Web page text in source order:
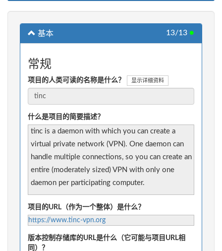
基本 13/13 ●
常规
项目的人类可读的名称是什么？ 显示详细资料
什么是项目的简要描述？
tinc is a daemon with which you can create a
virtual private network (VPN). One daemon can
handle multiple connections, so you can create an
entire (moderately sized) VPN with only one
daemon per participating computer.
项目的URL（作为一个整体）是什么？
https://www.tinc-vpn.org
版本控制存储库的URL是什么（它可能与项目URL相
同）？